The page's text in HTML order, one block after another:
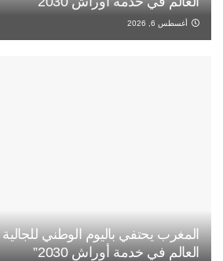
أغسطس 6, 2026
المغرب يحتفي باليوم الوطني
العالم في خدمة أوراش 2030”